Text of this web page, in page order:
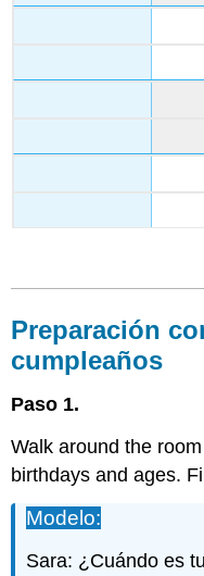
Preparación
cumpleaños
Paso 1.
Walk around the
birthdays and ages.
Modelo:
Sara: ¿Cuándo es